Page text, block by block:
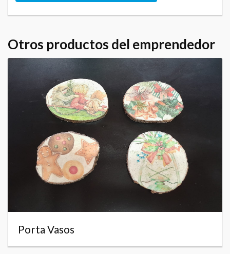
Otros productos del emprendedor
Porta Vasos